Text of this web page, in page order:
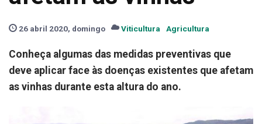
26 abril 2020, domingo Viticultura Agricultura
Conheça algumas das medidas preventivas que
deve aplicar face às doenças existentes que afetam
as vinhas durante esta altura do ano.